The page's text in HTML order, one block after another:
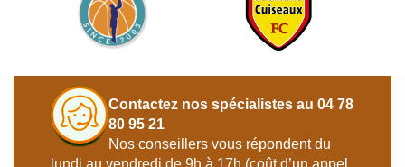
Contactez nos spécialistes au 04 78
80 95 21
Nos conseillers vous répondent du
lundi au vendredi de 9h à 17h (coût d’un appel